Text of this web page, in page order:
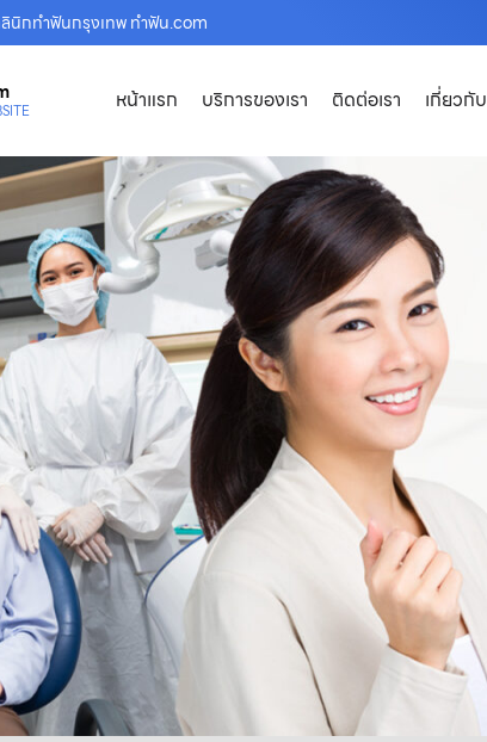
นิกทำฟันกรุงเทพ ทำฟัน.com
หน้าแรก บริการของเรา ติดต่อเรา เกี่ยวกับ